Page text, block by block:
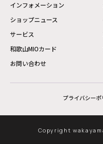
インフォメーション
ショップニュース
サービス
和歌山MIOカード
お問い合わせ
プライバシーポ
Copyright